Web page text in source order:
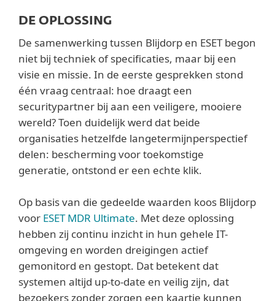
DE OPLOSSING
De samenwerking tussen Blijdorp en ESET begon
niet bij techniek of specificaties, maar bij een
visie en missie. In de eerste gesprekken stond
één vraag centraal: hoe draagt een
securitypartner bij aan een veiligere, mooiere
wereld? Toen duidelijk werd dat beide
organisaties hetzelfde langetermijnperspectief
delen: bescherming voor toekomstige
generatie, ontstond er een echte klik.
Op basis van die gedeelde waarden koos Blijdorp
voor ESET MDR Ultimate. Met deze oplossing
hebben zij continu inzicht in hun gehele IT-
omgeving en worden dreigingen actief
gemonitord en gestopt. Dat betekent dat
systemen altijd up-to-date en veilig zijn, dat
bezoekers zonder zorgen een kaartje kunnen